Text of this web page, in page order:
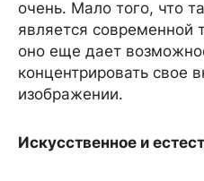
очень. Мало того, что
является
оно еще дает
концентрировать свое
изображении.
Искусственное и